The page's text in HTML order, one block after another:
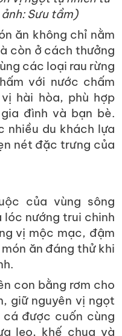
Sưu tầm)
ăn không chỉ nằm
còn ở cách thưởng
các loại rau rừng
với nước chấm
hài hòa, phù hợp
đình và bạn bè.
nhiều du khách lựa
nét đặc trưng của
của vùng sông
nướng trui chinh
vị mộc mạc, đậm
ăn đáng thử khi
con bằng rơm cho
giữ nguyên vị ngọt
được cuốn cùng
leo, khế chua và